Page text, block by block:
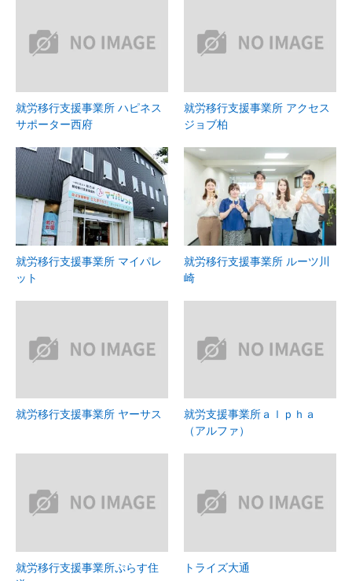
就労移行支援事業所 ハピネス
サポーター西府
就労移行支援事業所 アクセス
ジョブ柏
就労移行支援事業所 マイパレ
ット
就労移行支援事業所 ルーツ川
崎
就労移行支援事業所 ヤーサス
就労支援事業所ａｌｐｈａ
（アルファ）
就労移行支援事業所ぷらす住
トライズ大通